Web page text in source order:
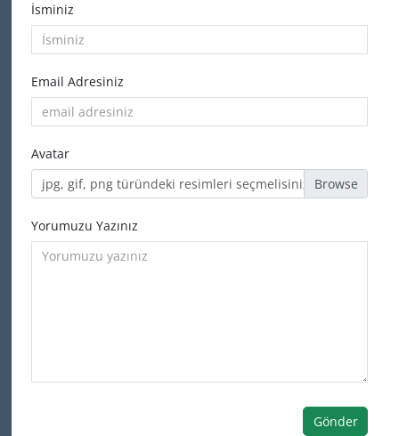
İsminiz
Email Adresiniz
Avatar
jpg, gif, png türündeki resimleri seçmelisiniz
Yorumuzu Yazınız
Gönder